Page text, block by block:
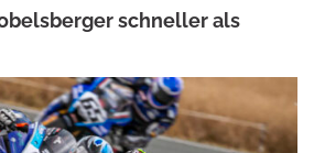
schneller als